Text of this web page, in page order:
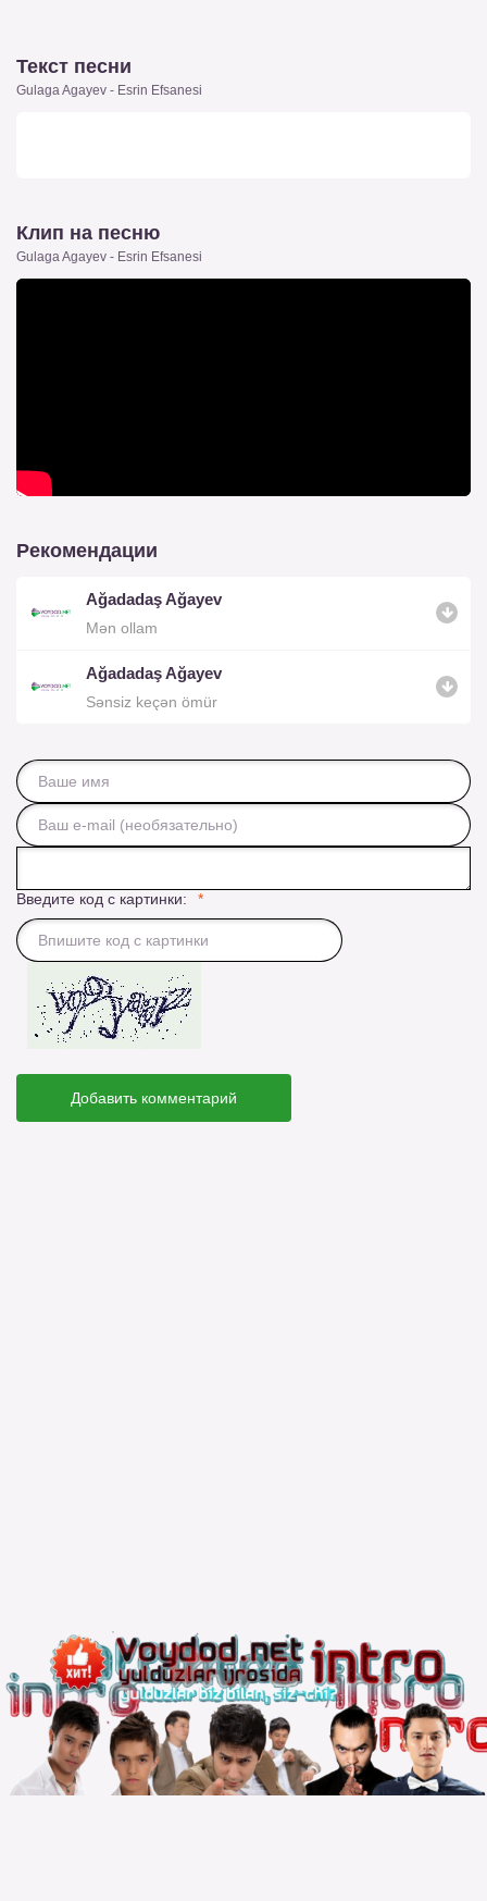
Текст песни
Gulaga Agayev - Esrin Efsanesi
Клип на песню
Gulaga Agayev - Esrin Efsanesi
Рекомендации
Ağadadaş Ağayev
Mən ollam
Ağadadaş Ağayev
Sənsiz keçən ömür
Введите код с картинки:
Добавить комментарий